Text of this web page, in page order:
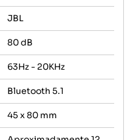
JBL
80 dB
63Hz - 20KHz
Bluetooth 5.1
45 x 80 mm